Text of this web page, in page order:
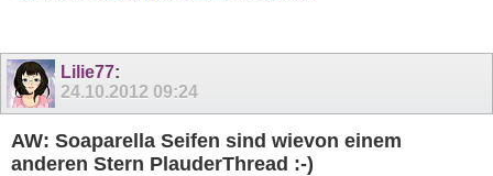
Lilie77:
24.10.2012 09:24
AW: Soaparella Seifen sind wievon einem
anderen Stern PlauderThread :-)